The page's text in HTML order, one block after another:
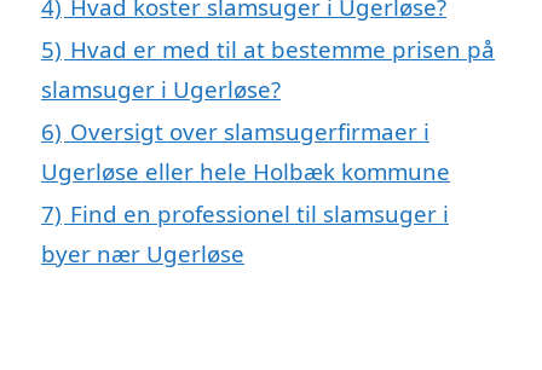
4) Hvad koster slamsuger i Ugerløse?
5) Hvad er med til at bestemme prisen på
slamsuger i Ugerløse?
6) Oversigt over slamsugerfirmaer i
Ugerløse eller hele Holbæk kommune
7) Find en professionel til slamsuger i
byer nær Ugerløse